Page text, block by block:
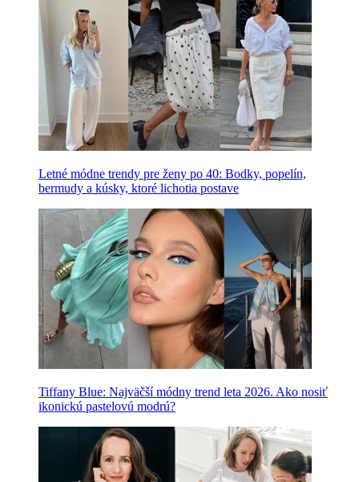
Letné módne trendy pre ženy po 40: Bodky, popelín,
bermudy a kúsky, ktoré lichotia postave
Tiffany Blue: Najväčší módny trend leta 2026. Ako nosiť
ikonickú pastelovú modrú?